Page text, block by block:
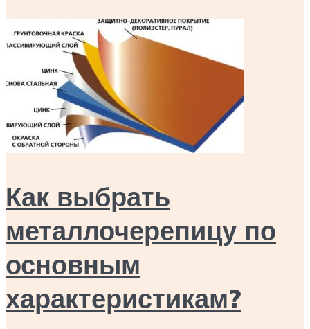
Как выбрать
металлочерепицу по
основным
характеристикам?